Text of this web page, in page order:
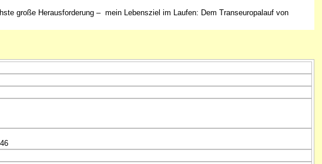
große Herausforderung – mein Lebensziel im Laufen: Dem Transeuropalauf von